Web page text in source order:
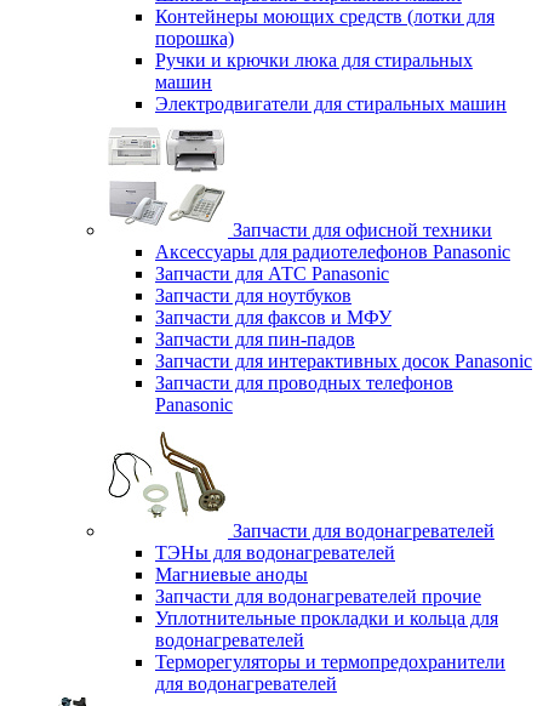
Контейнеры моющих средств (лотки для
порошка)
Ручки и крючки люка для стиральных
машин
Электродвигатели для стиральных машин
Запчасти для офисной техники
Аксессуары для радиотелефонов Panasonic
Запчасти для АТС Panasonic
Запчасти для ноутбуков
Запчасти для факсов и МФУ
Запчасти для пин-падов
Запчасти для интерактивных досок Panasonic
Запчасти для проводных телефонов
Panasonic
Запчасти для водонагревателей
ТЭНы для водонагревателей
Магниевые аноды
Запчасти для водонагревателей прочие
Уплотнительные прокладки и кольца для
водонагревателей
Терморегуляторы и термопредохранители
для водонагревателей